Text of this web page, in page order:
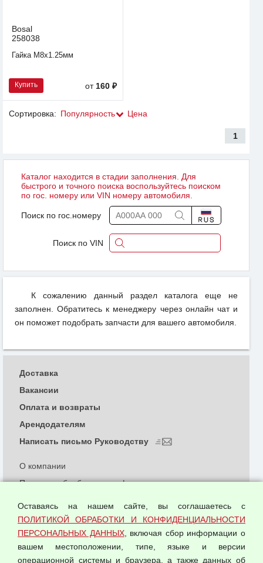
Bosal
258038
Гайка М8x1.25мм
Купить от160 ₽
Сортировка: Популярность Цена
1
Каталог находится в стадии заполнения. Для
быстрого и точного поиска воспользуйтесь поиском
по гос. номеру или VIN номеру автомобиля.
Поиск по гос.номеру
Поиск по VIN
К сожалению данный раздел каталога еще не
заполнен. Обратитесь к менеджеру через онлайн чат и
он поможет подобрать запчасти для вашего автомобиля.
О компании
Политика обработки и конфиденциальности
Согласием на обработку персональных данных
Оферта оптовой купли-продажи
Публичная оферта
Доставка
Вакансии
Оплата и возвраты
Арендодателям
Написать письмо Руководству
Оставаясь на нашем сайте, вы соглашаетесь с
ПОЛИТИКОЙ ОБРАБОТКИ И КОНФИДЕНЦИАЛЬНОСТИ
ПЕРСОНАЛЬНЫХ ДАННЫХ, включая сбор информации о
вашем местоположении, типе, языке и версии
операционной системы и браузера, а также данных об